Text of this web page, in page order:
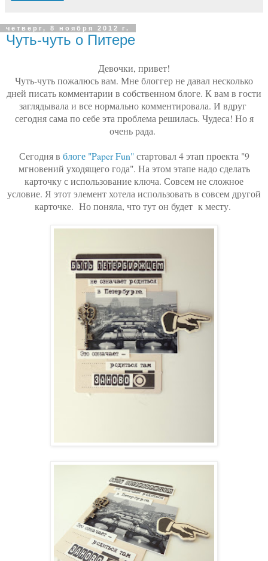
четверг, 8 ноября 2012 г.
Чуть-чуть о Питере
Девочки, привет!
Чуть-чуть пожалюсь вам. Мне блоггер не давал несколько
дней писать комментарии в собственном блоге. К вам в гости
заглядывала и все нормально комментировала. И вдруг
сегодня сама по себе эта проблема решилась. Чудеса! Но я
очень рада.
Сегодня в блоге "Paper Fun"стартовал 4 этап проекта "9
мгновений уходящего года". На этом этапе надо сделать
карточку с использование ключа. Совсем не сложное
условие. Я этот элемент хотела использовать в совсем другой
карточке. Но поняла, что тут он будет к месту.